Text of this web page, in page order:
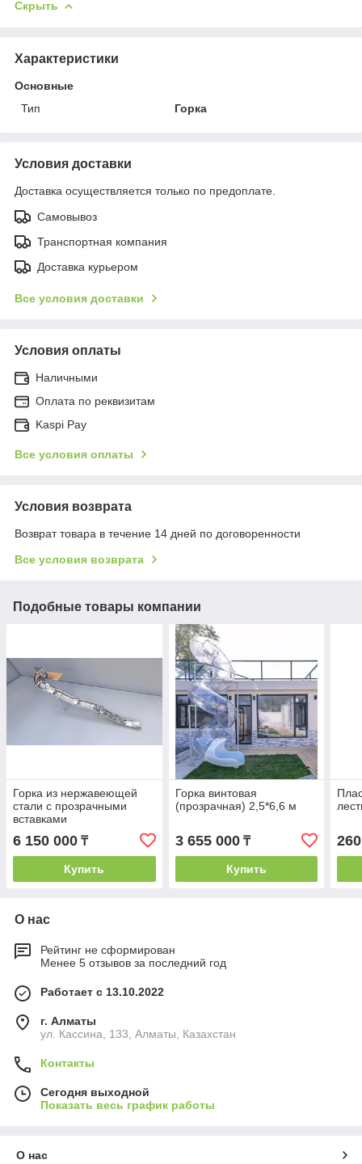
Скрыть
Характеристики
Основные
Тип
Горка
Условия доставки
Доставка осуществляется только по предоплате.
Самовывоз
Транспортная компания
Доставка курьером
Все условия доставки
Условия оплаты
Наличными
Оплата по реквизитам
Kaspi Pay
Все условия оплаты
Условия возврата
Возврат товара в течение 14 дней по договоренности
Все условия возврата
Подобные товары компании
Горка из нержавеющей
стали с прозрачными
вставками
6 150 000 ₸
Купить
Горка винтовая
(прозрачная) 2,5*6,6 м
3 655 000₸
Купить
О нас
Рейтинг не сформирован
Менее 5 отзывов за последний год
Работает с 13.10.2022
г. Алматы
ул. Кассина, 133, Алматы, Казахстан
Контакты
Сегодня выходной
Показать весь график работы
О нас